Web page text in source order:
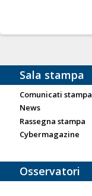
Sala stampa
Comunicati stampa
News
Rassegna stampa
Cybermagazine
Osservatori